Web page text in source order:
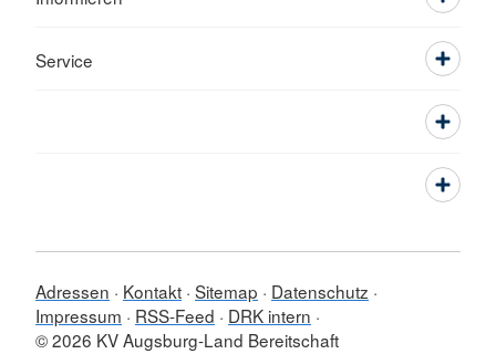
Service
Adressen Kontakt Sitemap
Datenschutz
Impressum
RSS-Feed
DRK intern
© 2026 KV Augsburg-Land Bereitschaft